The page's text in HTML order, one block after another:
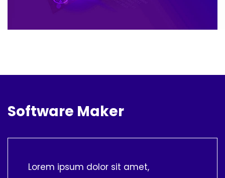
Software Maker
Lorem ipsum dolor sit amet,